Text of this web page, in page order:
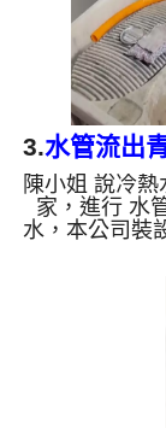
3.水管流出
陳小姐 說冷
家，進行 水
水，本公司裝
水管，等了
波 模式，一
青草茶，源源
了。 如是自
堆積，洗出
錳，管壁上會
樣黑，有些洗